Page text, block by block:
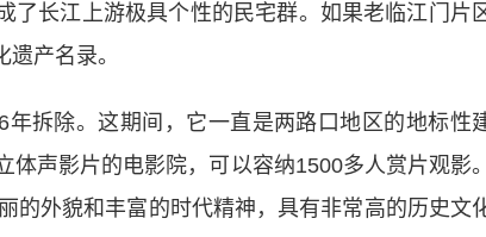
了长江上游极具个性的民宅群。如果老临江门片
产名录。
拆除。这期间，它一直是两路口地区的地标性
声影片的电影院，可以容纳1500多人赏片观影。
的外貌和丰富的时代精神，具有非常高的历史文